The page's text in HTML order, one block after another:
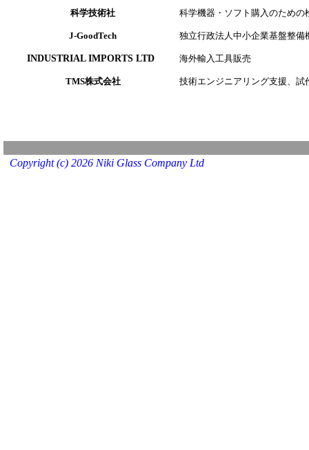
科学技術社 科学機器・ソフト購入のため
J-GoodTech 独立行政法人中小企業基盤整
INDUSTRIAL IMPORTS LTD 海外輸入工具販売
TMS株式会社 技術エンジニアリング支援、
Copyright (c) 2026 Niki Glass Company Ltd